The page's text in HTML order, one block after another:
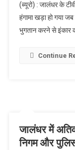
(ब्यूरो) : जालंधर के
हंगामा खड़ा हो गया
भुगतान करने से इंकार
Continue
जालंधर में
निगम और